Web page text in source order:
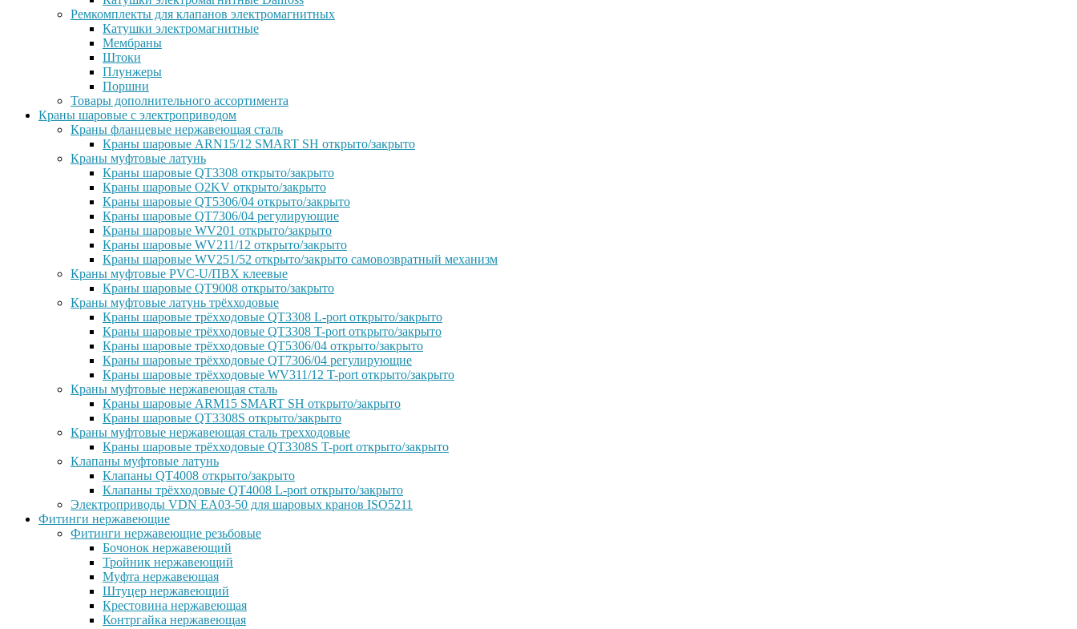
Ремкомплекты для клапанов электромагнитных
Катушки электромагнитные
Мембраны
Штоки
Плунжеры
Поршни
Товары дополнительного ассортимента
Краны шаровые с электроприводом
Краны фланцевые нержавеющая сталь
Краны шаровые ARN15/12 SMART SH открыто/закрыто
Краны муфтовые латунь
Краны шаровые QT3308 открыто/закрыто
Краны шаровые O2KV открыто/закрыто
Краны шаровые QT5306/04 открыто/закрыто
Краны шаровые QT7306/04 регулирующие
Краны шаровые WV201 открыто/закрыто
Краны шаровые WV211/12 открыто/закрыто
Краны шаровые WV251/52 открыто/закрыто самовозвратный механизм
Краны муфтовые PVC-U/ПВХ клеевые
Краны шаровые QT9008 открыто/закрыто
Краны муфтовые латунь трёхходовые
Краны шаровые трёхходовые QT3308 L-port открыто/закрыто
Краны шаровые трёхходовые QT3308 T-port открыто/закрыто
Краны шаровые трёхходовые QT5306/04 открыто/закрыто
Краны шаровые трёхходовые QT7306/04 регулирующие
Краны шаровые трёхходовые WV311/12 T-port открыто/закрыто
Краны муфтовые нержавеющая сталь
Краны шаровые ARM15 SMART SH открыто/закрыто
Краны шаровые QT3308S открыто/закрыто
Краны муфтовые нержавеющая сталь трехходовые
Краны шаровые трёхходовые QT3308S T-port открыто/закрыто
Клапаны муфтовые латунь
Клапаны QT4008 открыто/закрыто
Клапаны трёхходовые QT4008 L-port открыто/закрыто
Электроприводы VDN EA03-50 для шаровых кранов ISO5211
Фитинги нержавеющие
Фитинги нержавеющие резьбовые
Бочонок нержавеющий
Тройник нержавеющий
Муфта нержавеющая
Штуцер нержавеющий
Крестовина нержавеющая
Контргайка нержавеющая